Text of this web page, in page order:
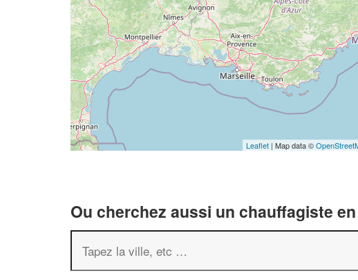
Leaflet | Map data ©
Ou cherchez aussi un chauffagiste